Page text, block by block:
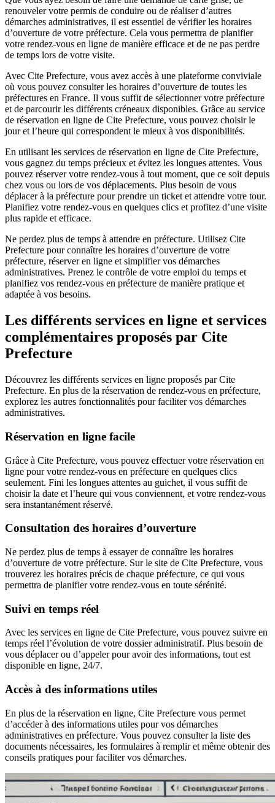
renouveler votre permis de conduire ou de réaliser d’autres
démarches administratives, il est essentiel de vérifier les horaires
d’ouverture de votre préfecture. Cela vous permettra de planifier
votre rendez-vous en ligne de manière efficace et de ne pas perdre
de temps lors de votre visite.
Avec Cite Prefecture, vous avez accès à une plateforme conviviale
où vous pouvez consulter les horaires d’ouverture de toutes les
préfectures en France. Il vous suffit de sélectionner votre préfecture
et de parcourir les différents créneaux disponibles. Grâce au service
de réservation en ligne de Cite Prefecture, vous pouvez choisir le
jour et l’heure qui correspondent le mieux à vos disponibilités.
En utilisant les services de réservation en ligne de Cite Prefecture,
vous gagnez du temps précieux et évitez les longues attentes. Vous
pouvez réserver votre rendez-vous à tout moment, que ce soit depuis
chez vous ou lors de vos déplacements. Plus besoin de vous
déplacer à la préfecture pour prendre un ticket et attendre votre tour.
Planifiez votre rendez-vous en quelques clics et profitez d’une visite
plus rapide et efficace.
Ne perdez plus de temps à attendre en préfecture. Utilisez Cite
Prefecture pour connaître les horaires d’ouverture de votre
préfecture, réserver en ligne et simplifier vos démarches
administratives. Prenez le contrôle de votre emploi du temps et
planifiez vos rendez-vous en préfecture de manière pratique et
adaptée à vos besoins.
Les différents services en ligne et services
complémentaires proposés par Cite
Prefecture
Découvrez les différents services en ligne proposés par Cite
Prefecture. En plus de la réservation de rendez-vous en préfecture,
explorez les autres fonctionnalités pour faciliter vos démarches
administratives.
Réservation en ligne facile
Grâce à Cite Prefecture, vous pouvez effectuer votre réservation en
ligne pour votre rendez-vous en préfecture en quelques clics
seulement. Fini les longues attentes au guichet, il vous suffit de
choisir la date et l’heure qui vous conviennent, et votre rendez-vous
sera instantanément réservé.
Consultation des horaires d’ouverture
Ne perdez plus de temps à essayer de connaître les horaires
d’ouverture de votre préfecture. Sur le site de Cite Prefecture, vous
trouverez les horaires précis de chaque préfecture, ce qui vous
permettra de planifier votre rendez-vous en toute sérénité.
Suivi en temps réel
Avec les services en ligne de Cite Prefecture, vous pouvez suivre en
temps réel l’évolution de votre dossier administratif. Plus besoin de
vous déplacer ou d’appeler pour avoir des informations, tout est
disponible en ligne, 24/7.
Accès à des informations utiles
En plus de la réservation en ligne, Cite Prefecture vous permet
d’accéder à des informations utiles pour vos démarches
administratives en préfecture. Vous pouvez consulter la liste des
documents nécessaires, les formulaires à remplir et même obtenir des
conseils pratiques pour faciliter vos démarches.